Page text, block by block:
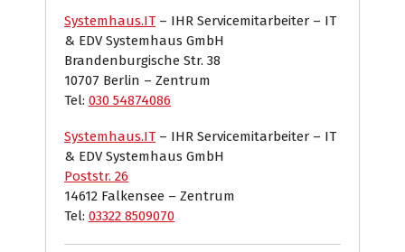
Systemhaus.IT – IHR Servicemitarbeiter – IT
& EDV Systemhaus GmbH
Brandenburgische Str. 38
10707 Berlin – Zentrum
Tel: 030 54874086
Systemhaus.IT – IHR Servicemitarbeiter – IT
& EDV Systemhaus GmbH
Poststr. 26
14612 Falkensee – Zentrum
Tel: 03322 8509070